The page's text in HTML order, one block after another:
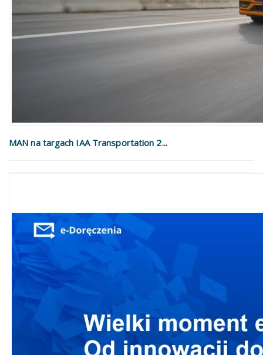
MAN na targach IAA Transportation 2...